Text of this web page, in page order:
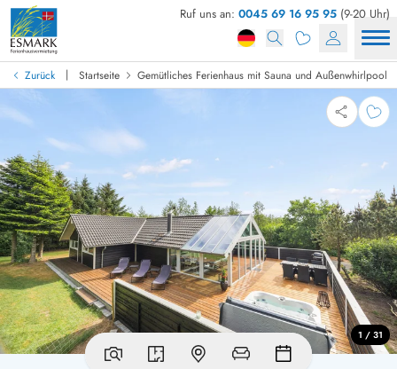
Ruf uns an: 0045 69 16 95 95 (9-20 Uhr)
Zurück | Startseite Gemütliches Ferienhaus mit Sauna und Außenwhirlpool
1 / 31